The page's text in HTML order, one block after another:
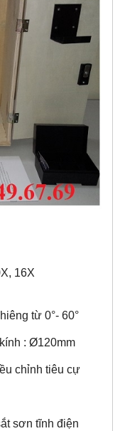
16X
từ 0°- 60°
: Ø120mm
chỉnh tiêu cự
sơn tĩnh điện